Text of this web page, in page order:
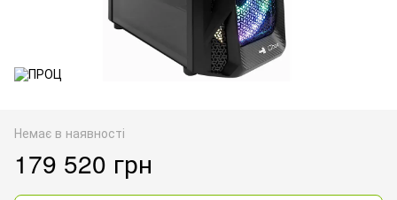
Немає в наявності
179 520 грн